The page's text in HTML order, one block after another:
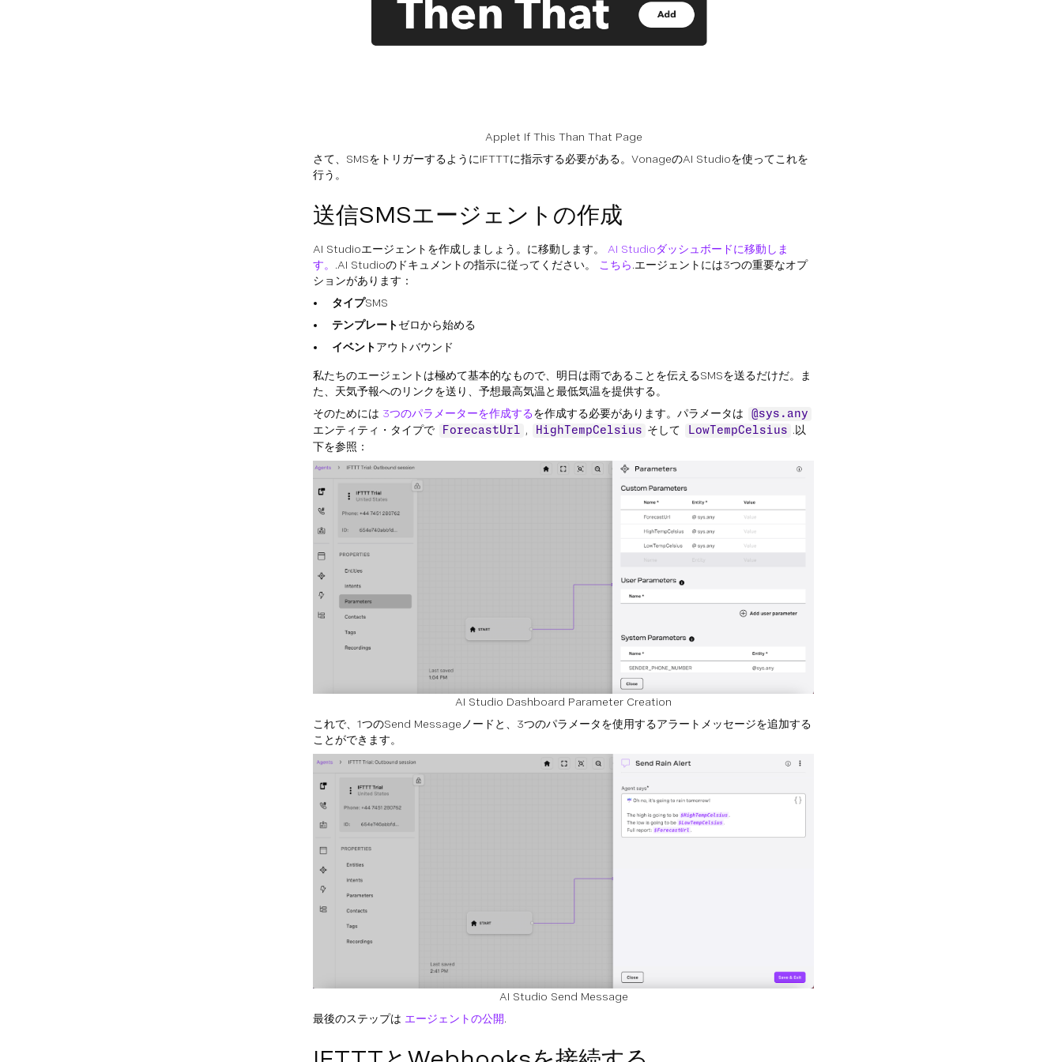
Applet If This Than That Page
さて、SMSをトリガーするようにIFTTTに指示する必要がある。VonageのAI Studioを使ってこれを
行う。
送信SMSエージェントの作成
AI Studioエージェントを作成しましょう。に移動します。 AI Studioダッシュボードに移動しま
す。 .AI Studioのドキュメントの指示に従ってください。 こちら.エージェントには3つの重要なオプ
ションがあります：
タイプSMS
テンプレートゼロから始める
イベントアウトバウンド
私たちのエージェントは極めて基本的なもので、明日は雨であることを伝えるSMSを送るだけだ。ま
た、天気予報へのリンクを送り、予想最高気温と最低気温を提供する。
そのためには 3つのパラメーターを作成するを作成する必要があります。パラメータは @sys.any
エンティティ・タイプで ForecastUrl , HighTempCelsius そして LowTempCelsius .以
下を参照：
AI Studio Dashboard Parameter Creation
これで、1つのSend Messageノードと、3つのパラメータを使用するアラートメッセージを追加する
ことができます。
AI Studio Send Message
最後のステップは エージェントの公開.